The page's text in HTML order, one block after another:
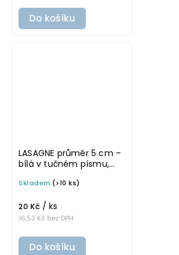
Do košíku
LASAGNE průměr 5 cm –
bílá v tučném písmu,
na potravinové dózy
Skladem (>10 ks)
16,53 Kč bez DPH
20 Kč / ks
Do košíku